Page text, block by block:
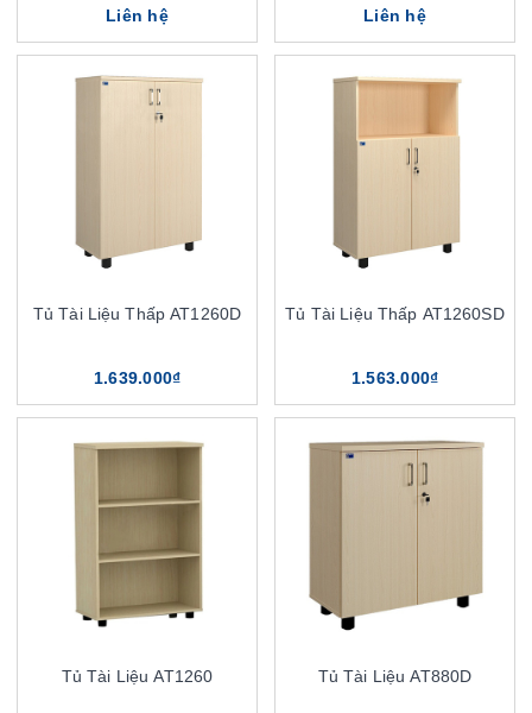
Liên hệ Liên hệ
Tủ Tài Liệu Thấp AT1260D
1.639.000₫
Tủ Tài Liệu Thấp AT1260SD
1.563.000₫
Tủ Tài Liệu AT1260 Tủ Tài Liệu AT880D